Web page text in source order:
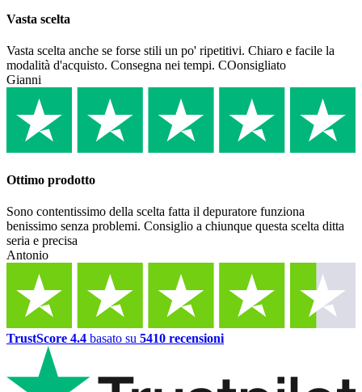
Vasta scelta
Vasta scelta anche se forse stili un po' ripetitivi. Chiaro e facile la
modalità d'acquisto. Consegna nei tempi. COonsigliato
Gianni
Ottimo prodotto
Sono contentissimo della scelta fatta il depuratore funziona
benissimo senza problemi. Consiglio a chiunque questa scelta ditta
seria e precisa
Antonio
TrustScore 4.4 basato su 5410 recensioni